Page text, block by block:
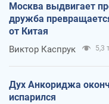
Москва выдвигает
дружба
от Китая
Виктор Каспрук 5,3
Дух Анкориджа
испарился